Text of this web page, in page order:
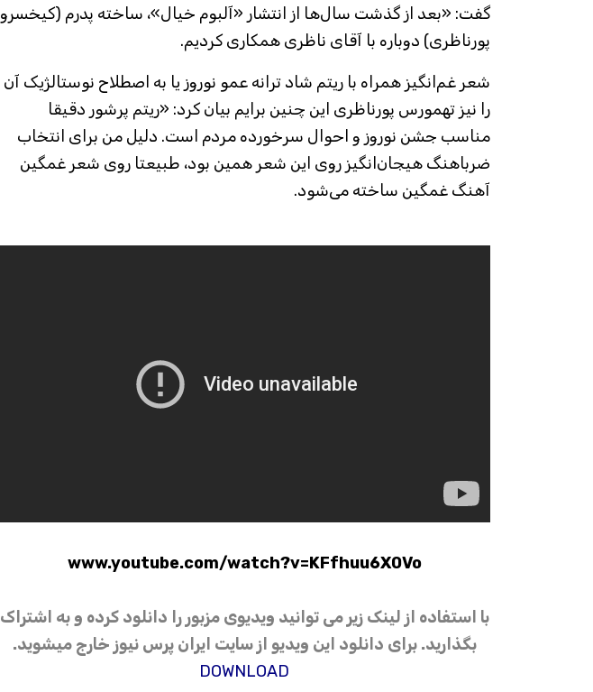
گفت: «بعد از گذشت سال‌ها از انتشار «آلبوم خیال»، ساخته پدرم (کیخسرو
پورناظری) دوباره با آقای ناظری همکاری کردیم.
شعر غم‌انگیز همراه با ریتم شاد ترانه عمو نوروز یا به اصطلاح نوستالژیک آن
را نیز تهمورس پورناظری این چنین برایم بیان کرد: «ریتم پرشور دقیقا
مناسب جشن نوروز و احوال سرخورده مردم است. دلیل من برای انتخاب
ضرباهنگ هیجان‌انگیز روی این شعر همین بود، طبیعتا روی شعر غمگین
آهنگ غمگین ساخته می‌شود.
www.youtube.com/watch?v=KFfhuu6X0Vo
با استفاده از لینک زیر می توانید ویدیوی مزبور را دانلود کرده و به اشتراک
بگذارید. برای دانلود این ویدیو از سایت ایران پرس نیوز خارج میشوید.
DOWNLOAD